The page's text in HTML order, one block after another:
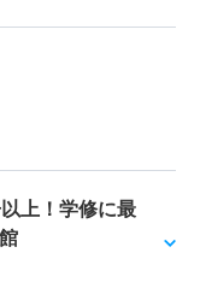
上！学修に最